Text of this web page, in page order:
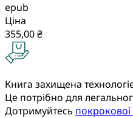
epub
Ціна
355,00 ₴
Книга захищена
Це потрібно для
Дотримуйтесь покрокової